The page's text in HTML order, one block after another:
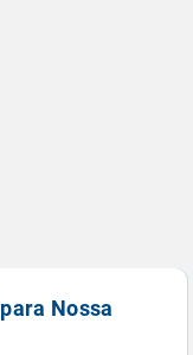
Nossa